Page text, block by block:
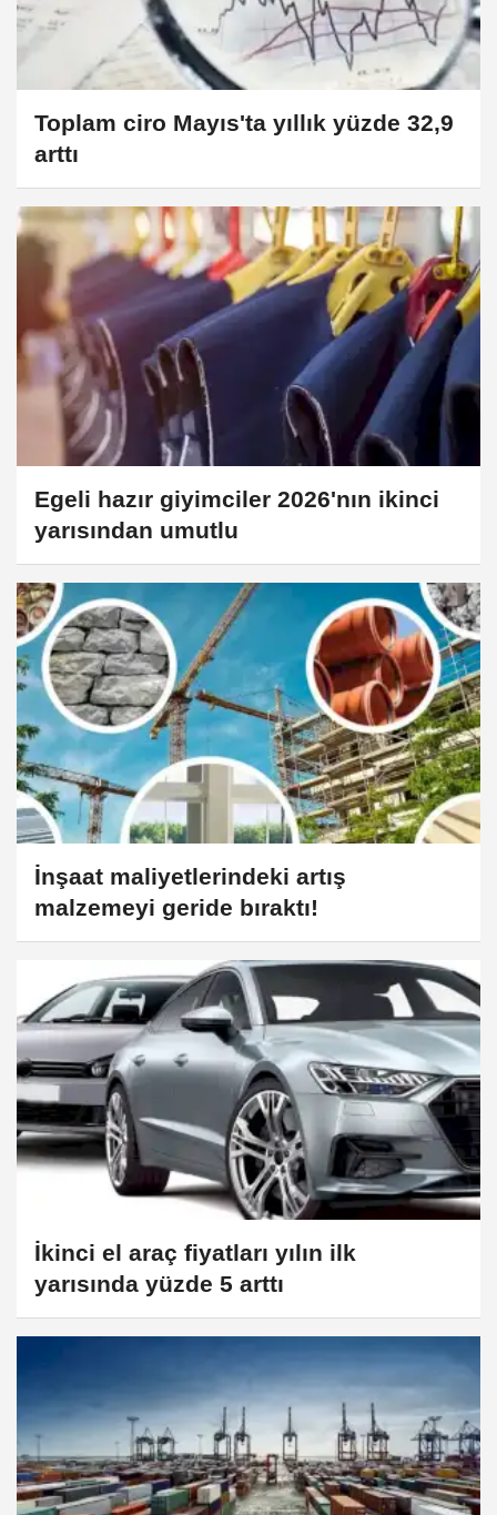
Toplam ciro Mayıs'ta yıllık yüzde 32,9
arttı
Egeli hazır giyimciler 2026'nın ikinci
yarısından umutlu
İnşaat maliyetlerindeki artış
malzemeyi geride bıraktı!
İkinci el araç fiyatları yılın ilk
yarısında yüzde 5 arttı